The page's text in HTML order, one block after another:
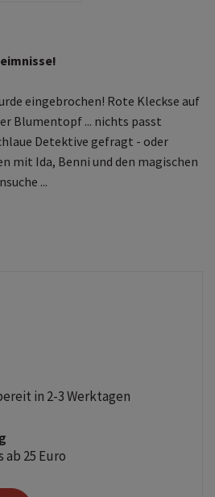
eingebrochen! Rote Kleckse auf
Blumentopf ... nichts passt
Detektive gefragt - oder
mit Ida, Benni und den magischen
...
den beliebten Figuren aus der
für Schulanfänger*innen
des Buches
das Lesen
Tiere" adaptiert als
spannende
in 2-3 Werktagen
25 Euro